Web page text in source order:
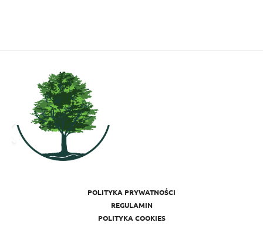
POLITYKA PRYWATNOŚCI
REGULAMIN
POLITYKA COOKIES